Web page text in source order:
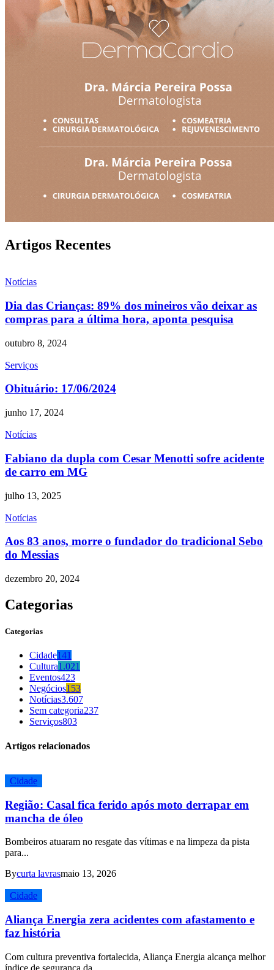
Artigos Recentes
Notícias
Dia das Crianças: 89% dos mineiros vão deixar as
compras para a última hora, aponta pesquisa
outubro 8, 2024
Serviços
Obituário: 17/06/2024
junho 17, 2024
Notícias
Fabiano da dupla com Cesar Menotti sofre acidente
de carro em MG
julho 13, 2025
Notícias
Aos 83 anos, morre o fundador do tradicional Sebo
do Messias
dezembro 20, 2024
Categorias
Categorias
Cidade141
Cultura1.021
Eventos423
Negócios153
Notícias3.607
Sem categoria237
Serviços803
Artigos relacionados
Cidade
Região: Casal fica ferido após moto derrapar em
mancha de óleo
Bombeiros atuaram no resgate das vítimas e na limpeza da pista
para...
Bycurta lavrasmaio 13, 2026
Cidade
Aliança Energia zera acidentes com afastamento e
faz história
Com cultura preventiva fortalecida, Aliança Energia alcança melhor
índice de segurança da...